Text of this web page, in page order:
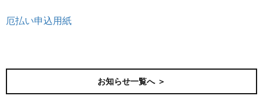
厄払い申込用紙
お知らせ一覧へ ＞